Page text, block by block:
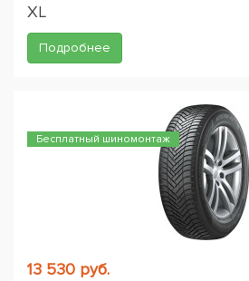
XL
Подробнее
Бесплатный шиномонтаж
13 530 руб.